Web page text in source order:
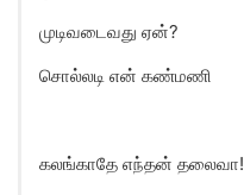
முடிவடைவது ஏன்?
சொல்லடி என் கண்மணி
கலங்காதே எந்தன் தலைவா!